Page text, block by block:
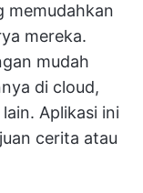
memudahkan
mereka.
mudah
di cloud,
Aplikasi ini
cerita atau